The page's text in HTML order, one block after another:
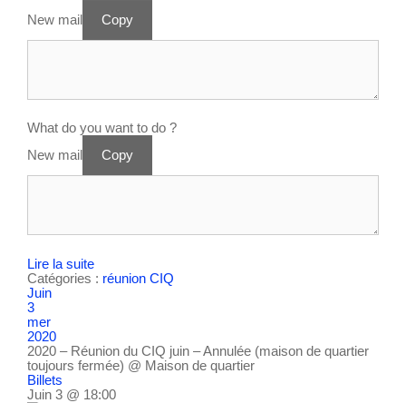
New mail
Copy
What do you want to do ?
New mail
Copy
Lire la suite
Catégories : réunion CIQ
Juin
3
mer
2020
2020 – Réunion du CIQ juin – Annulée (maison de quartier
toujours fermée) @ Maison de quartier
Billets
Juin 3 @ 18:00